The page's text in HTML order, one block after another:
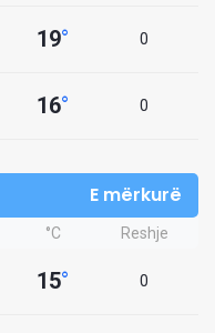
19° 0
16° 0
E mërkurë
°C Reshje
15° 0